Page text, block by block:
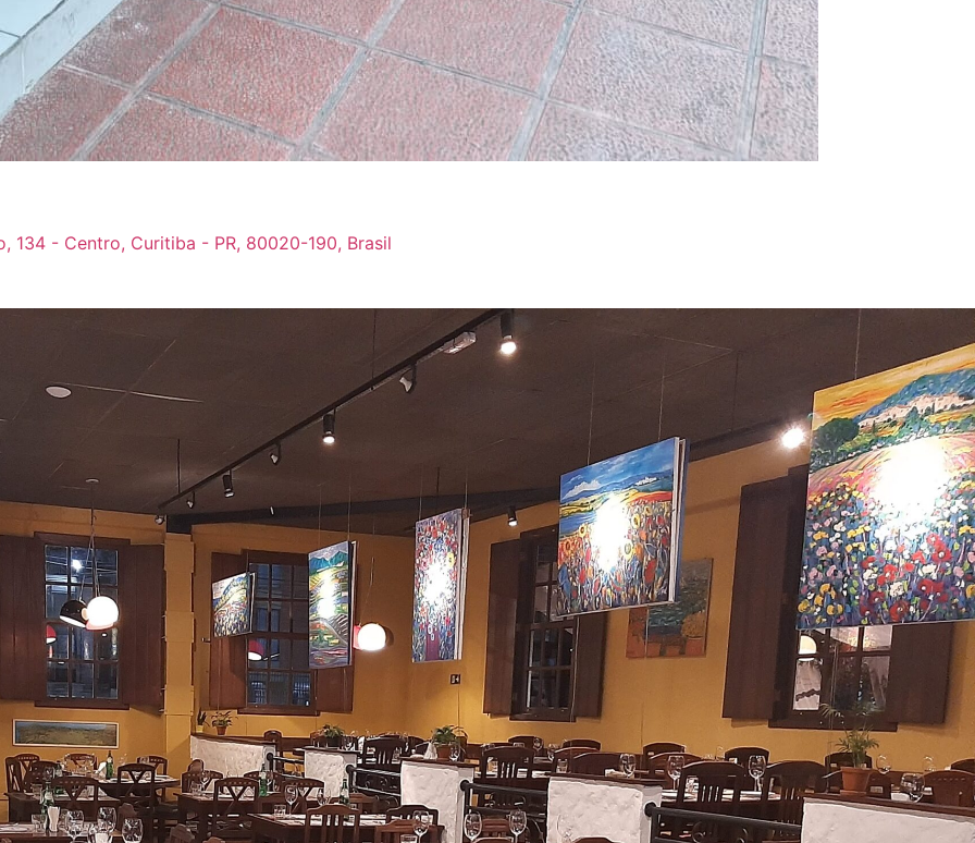
134 - Centro, Curitiba - PR, 80020-190, Brasil